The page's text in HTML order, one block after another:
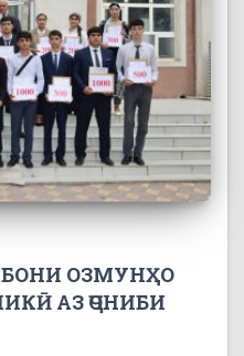
ОЗМУНҲО
АЗ ҶОНИБИ